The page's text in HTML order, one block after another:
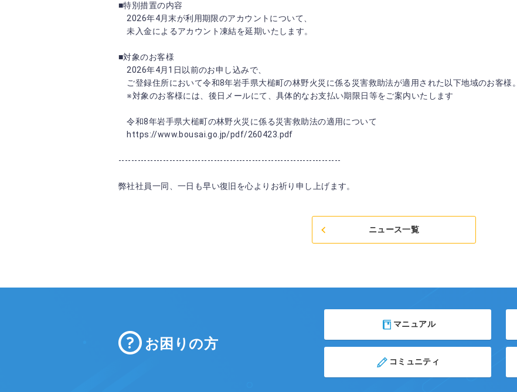
■特別措置の内容
2026年4月末が利用期限のアカウントについて、
未入金によるアカウント凍結を延期いたします。
■対象のお客様
2026年4月1日以前のお申し込みで、
ご登録住所において令和8年岩手県大槌町の林野火災に係る災害救助法が適用された以下地域のお客様。
※対象のお客様には、後日メールにて、具体的なお支払い期限日等をご案内いたします
令和8年岩手県大槌町の林野火災に係る災害救助法の適用について
https://www.bousai.go.jp/pdf/260423.pdf
----------------------------------------------------------------------
弊社社員一同、一日も早い復旧を心よりお祈り申し上げます。
ニュース一覧
お困りの方
マニュアル
コミュニティ